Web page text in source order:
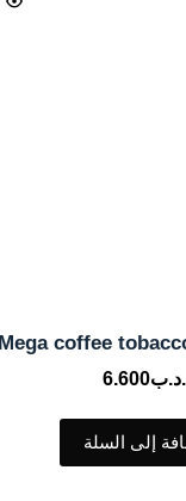
Mega coffee
.د.ب6.600
إلى السلة